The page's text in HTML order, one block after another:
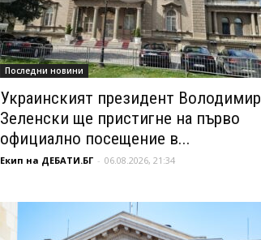
Последни новини
Украинският президент Володимир
Зеленски ще пристигне на първо
официално посещение в...
Екип на ДЕБАТИ.БГ - 06.08.2026, 21:34